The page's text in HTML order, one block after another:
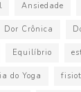
Ansiedade
Dor Crônica
Equilíbrio
do Yoga